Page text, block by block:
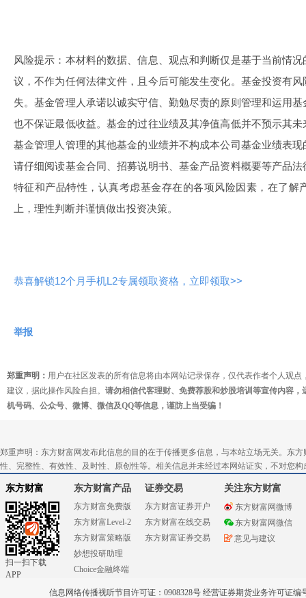
风险提示：本材料的数据、信息、观点和判断仅是基于当前情
议，不作为任何法律文件，且今后可能发生变化。基金投资有
失。基金管理人承诺以诚实守信、勤勉尽责的原则管理和运用
也不保证最低收益。基金的过往业绩及其净值高低并不预示其
基金管理人管理的其他基金的业绩并不构成本公司基金业绩表
请仔细阅读基金合同、招募说明书、基金产品资料概要等产品
特征和产品特性，认真考虑基金存在的各项风险因素，在了解
上，理性判断并谨慎做出投资决策。
恭喜解锁12个月手机L2专属领取资格，立即领取>>
举报
郑重声明： 用户在社区发表的所有信息将由本网站记录保存，仅代表作者个人观
建议，据此操作风险自担。 请勿相信代客理财、免费荐股和炒股培训等宣传内容
机号码、公众号、微博、微信及QQ等信息，谨防上当受骗！
郑重声明：东方财富网发布此信息的目的在于传播更多信息，与本站立场无关。东
性、完整性、有效性、及时性、原创性等。相关信息并未经过本网站证实，不对您
东方财富
扫一扫下载
APP
东方财富产品
东方财富免费版
东方财富Level-2
东方财富策略版
妙想投研助理
Choice金融终端
证券交易
东方财富证券开户
东方财富在线交易
东方财富证券交易
关注东方财富
东方财富网微博
东方财富网微信
意见与建议
信息网络传播视听节目许可证：0908328号 经营证券期货业务许可证编